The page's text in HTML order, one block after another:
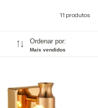
11 produtos
Ordenar por:
Mais vendidos